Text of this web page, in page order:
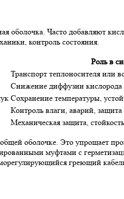
Часто добавляют
контроль состояния.
Роль в
Транспорт теплоносителя или
Снижение диффузии кислорода
Сохранение температуры,
Контроль влаги, аварий, защита
Механическая защита,
оболочке. Это упрощает
муфтами с
греющий